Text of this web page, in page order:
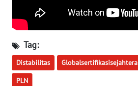
Tag:
Distabilitas Globalsertifikasisejahtera
PLN
KALBAR
KALTENG
WN
KALTARA